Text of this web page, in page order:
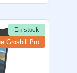
En stock
Grosbill Pro